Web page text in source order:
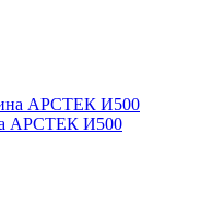
АРСТЕК И500